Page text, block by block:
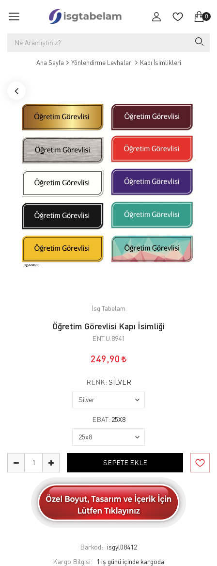
0
Ana Sayfa Yönlendirme Levhaları Kapı İsimlikleri
İsg Tabelam
Öğretim Görevlisi Kapı İsimliği
ENT.U.8941
249,90
RENK: SILVER
EBAT: 25X8
SEPETE EKLE
Barkod: isgyl08412
Kargo Bilgisi:
1 iş günü içinde kargoda